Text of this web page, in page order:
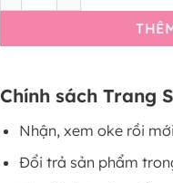
Chính sách Trang
Nhận, xem oke rồi
Đổi trả sản phẩm